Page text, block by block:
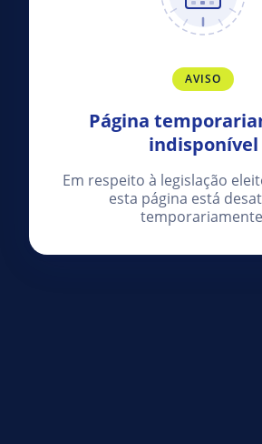
AVISO
Página
indisponível
Em respeito à legislação
esta página está